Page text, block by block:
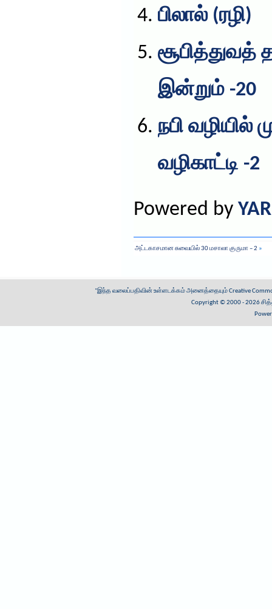
பிலால் (ரழி)
இன்றும் -20
நபி
வழிகாட்டி -2
Powered by
அட்டகாசமான சுவையில் 30 மசாலா குருமா – 2 »
"இந்த வலைப்பதிவின் உள்ளடக்கம் அனைத்தையும்Creative
Copyright © 2000 - 2026